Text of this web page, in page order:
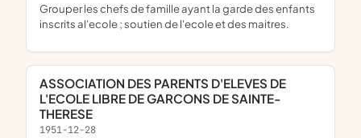
grouper les chefs de famille ayant la garde des enfants
inscrits al'ecole ; soutien de l'ecole et des maitres.
ASSOCIATION DES PARENTS D'ELEVES DE
L'ECOLE LIBRE DE GARCONS DE SAINTE-
THERESE
1951-12-28